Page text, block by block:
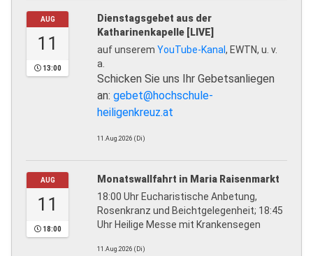
AUG
11
13:00
Dienstagsgebet aus der
Katharinenkapelle [LIVE]
auf unserem YouTube-Kanal , EWTN, u. v.
a.
Schicken Sie uns Ihr Gebetsanliegen
an: gebet@hochschule-
heiligenkreuz.at
11.Aug.2026 (Di)
AUG
11
18:00
Monatswallfahrt in Maria Raisenmarkt
18:00 Uhr Eucharistische Anbetung,
Rosenkranz und Beichtgelegenheit; 18:45
Uhr Heilige Messe mit Krankensegen
11.Aug.2026 (Di)